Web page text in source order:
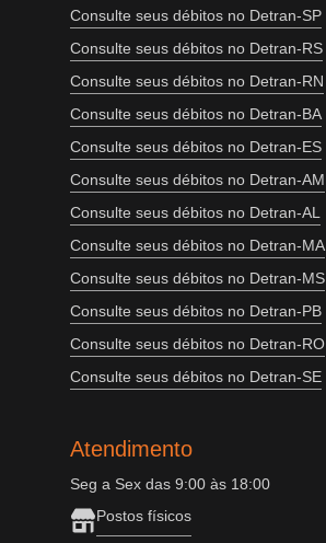
Consulte seus débitos no Detran-SP
Consulte seus débitos no Detran-RS
Consulte seus débitos no Detran-RN
Consulte seus débitos no Detran-BA
Consulte seus débitos no Detran-ES
Consulte seus débitos no Detran-AM
Consulte seus débitos no Detran-AL
Consulte seus débitos no Detran-MA
Consulte seus débitos no Detran-MS
Consulte seus débitos no Detran-PB
Consulte seus débitos no Detran-RO
Consulte seus débitos no Detran-SE
Atendimento
Seg a Sex das 9:00 às 18:00
Postos físicos